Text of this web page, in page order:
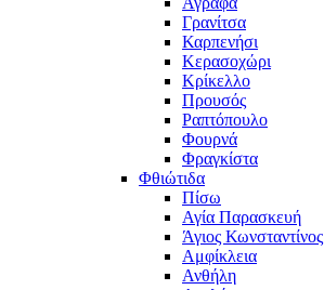
Γρανίτσα
Καρπενήσι
Κερασοχώρι
Κρίκελλο
Προυσός
Ραπτόπουλο
Φουρνά
Φραγκίστα
Φθιώτιδα
Πίσω
Αγία Παρασκευή
Άγιος Κωνσταντίνος
Αμφίκλεια
Ανθήλη